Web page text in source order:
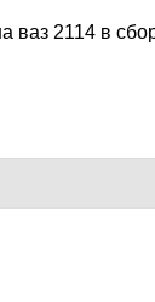
ваз 2114 в